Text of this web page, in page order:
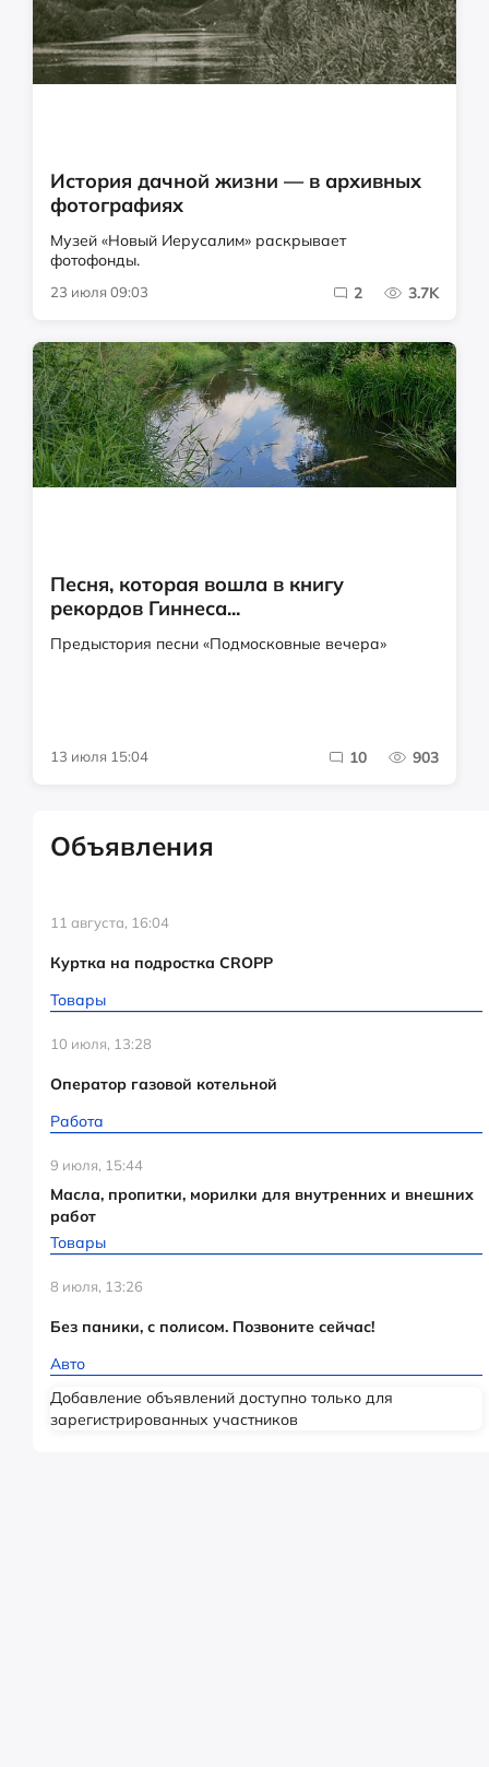
История дачной жизни — в архивных
фотографиях
Музей «Новый Иерусалим» раскрывает
фотофонды.
23 июля 09:03 2 3.7K
Песня, которая вошла в книгу
рекордов Гиннеса...
Предыстория песни «Подмосковные вечера»
13 июля 15:04 10 903
Объявления
11 августа, 16:04
Куртка на подростка CROPP
Товары
10 июля, 13:28
Оператор газовой котельной
Работа
9 июля, 15:44
Масла, пропитки, морилки для внутренних и внешних
работ
Товары
8 июля, 13:26
Без паники, с полисом. Позвоните сейчас!
Авто
Добавление объявлений доступно только для
зарегистрированных участников